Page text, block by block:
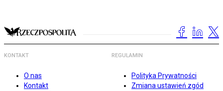
KONTAKT
O nas
Kontakt
REGULAMIN
Polityka Prywatności
Zmiana ustawień zgód